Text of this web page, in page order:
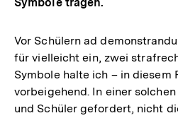
Symbole tragen.
Vor Schülern ad
für vielleicht ein, zwei
Symbole halte ich – in diesem
vorbeigehend. In einer
und Schüler gefordert, nicht